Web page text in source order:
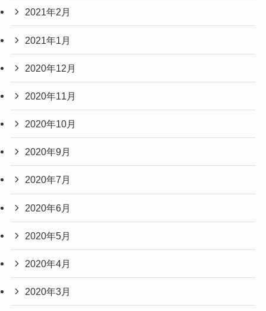
2021年2月
2021年1月
2020年12月
2020年11月
2020年10月
2020年9月
2020年7月
2020年6月
2020年5月
2020年4月
2020年3月